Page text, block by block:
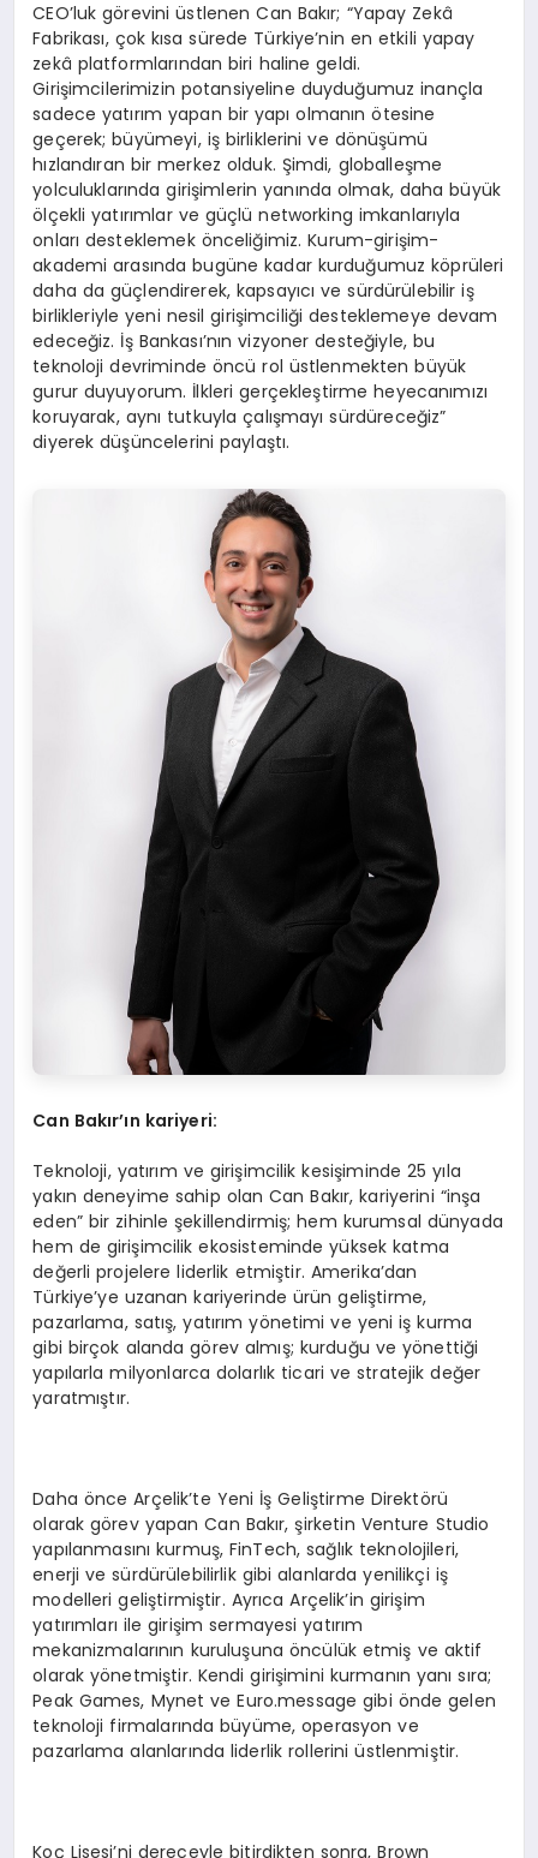
CEO’luk görevini üstlenen Can Bakır; “Yapay Zekâ
Fabrikası, çok kısa sürede Türkiye’nin en etkili yapay
zekâ platformlarından biri haline geldi.
Girişimcilerimizin potansiyeline duyduğumuz inançla
sadece yatırım yapan bir yapı olmanın ötesine
geçerek; büyümeyi, iş birliklerini ve dönüşümü
hızlandıran bir merkez olduk. Şimdi, globalleşme
yolculuklarında girişimlerin yanında olmak, daha büyük
ölçekli yatırımlar ve güçlü networking imkanlarıyla
onları desteklemek önceliğimiz. Kurum-girişim-
akademi arasında bugüne kadar kurduğumuz köprüleri
daha da güçlendirerek, kapsayıcı ve sürdürülebilir iş
birlikleriyle yeni nesil girişimciliği desteklemeye devam
edeceğiz. İş Bankası’nın vizyoner desteğiyle, bu
teknoloji devriminde öncü rol üstlenmekten büyük
gurur duyuyorum. İlkleri gerçekleştirme heyecanımızı
koruyarak, aynı tutkuyla çalışmayı sürdüreceğiz”
diyerek düşüncelerini paylaştı.
Can Bakır’ın kariyeri:
Teknoloji, yatırım ve girişimcilik kesişiminde 25 yıla
yakın deneyime sahip olan Can Bakır, kariyerini “inşa
eden” bir zihinle şekillendirmiş; hem kurumsal dünyada
hem de girişimcilik ekosisteminde yüksek katma
değerli projelere liderlik etmiştir. Amerika’dan
Türkiye’ye uzanan kariyerinde ürün geliştirme,
pazarlama, satış, yatırım yönetimi ve yeni iş kurma
gibi birçok alanda görev almış; kurduğu ve yönettiği
yapılarla milyonlarca dolarlık ticari ve stratejik değer
yaratmıştır.
Daha önce Arçelik’te Yeni İş Geliştirme Direktörü
olarak görev yapan Can Bakır, şirketin Venture Studio
yapılanmasını kurmuş, FinTech, sağlık teknolojileri,
enerji ve sürdürülebilirlik gibi alanlarda yenilikçi iş
modelleri geliştirmiştir. Ayrıca Arçelik’in girişim
yatırımları ile girişim sermayesi yatırım
mekanizmalarının kuruluşuna öncülük etmiş ve aktif
olarak yönetmiştir. Kendi girişimini kurmanın yanı sıra;
Peak Games, Mynet ve Euro.message gibi önde gelen
teknoloji firmalarında büyüme, operasyon ve
pazarlama alanlarında liderlik rollerini üstlenmiştir.
Koç Lisesi’ni dereceyle bitirdikten sonra, Brown